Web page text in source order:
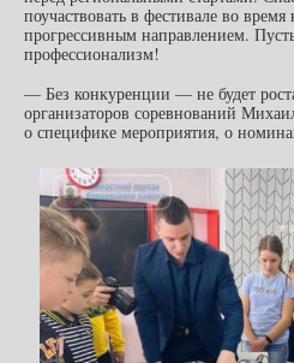
поучаствовать в фестивале во время
прогрессивным направлением.
профессионализм!
— Без конкуренции — не будет
организаторов соревнований
о специфике мероприятия, о